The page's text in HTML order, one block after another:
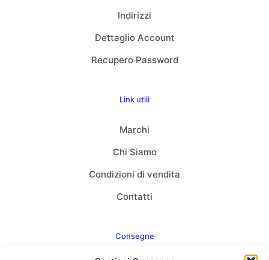
Indirizzi
Dettaglio Account
Recupero Password
Link utili
Marchi
Chi Siamo
Condizioni di vendita
Contatti
Consegne